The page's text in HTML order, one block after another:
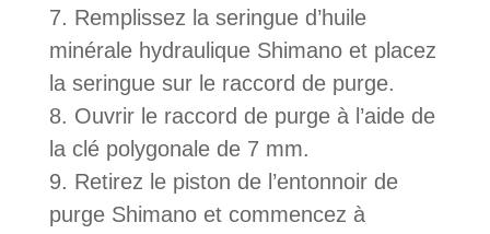
Remplissez la seringue d’huile
minérale hydraulique Shimano et placez
la seringue sur le raccord de purge.
Ouvrir le raccord de purge à l’aide de
la clé polygonale de 7 mm.
Retirez le piston de l’entonnoir de
purge Shimano et commencez à